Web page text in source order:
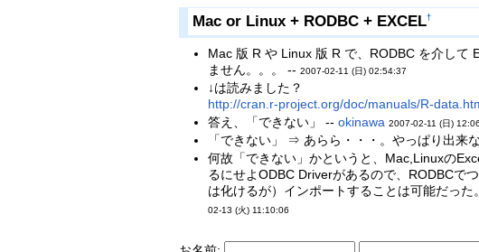
Mac or Linux + RODBC + EXCEL†
Mac 版 R や Linux 版 R で、RODBC を介して
ません。。。 -- 2007-02-11 (日) 02:54:37
↓は読みました？
http://cran.r-project.org/doc/manuals/R-
答え、「できない」 -- okinawa 2007-02-11 (日)
「できない」 ⇒ あらら・・・。やっぱり出来
何故「できない」かというと、Mac,Linuxの
るにせよODBC Driverがあるので、RODBCで
は化けるが）インポートすることは可能だっ
02-13 (火) 11:10:06